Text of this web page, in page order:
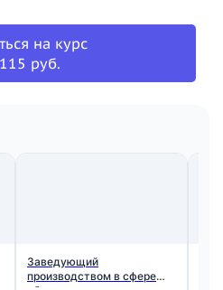
на курс
руб.
Заведующий
производством в сфере